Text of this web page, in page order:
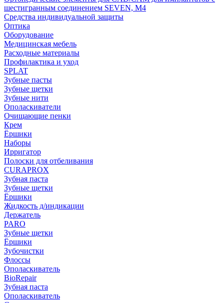
шестигранным соединением SEVEN, М4
Средства индивидуальной защиты
Оптика
Оборудование
Медицинская мебель
Расходные материалы
Профилактика и уход
SPLAT
Зубные пасты
Зубные щетки
Зубные нити
Ополаскиватели
Очищающие пенки
Крем
Ёршики
Наборы
Ирригатор
Полоски для отбеливания
CURAPROX
Зубная паста
Зубные щетки
Ёршики
Жидкость д/индикации
Держатель
PARO
Зубные щетки
Ёршики
Зубочистки
Флоссы
Ополаскиватель
BioRepair
Зубная паста
Ополаскиватель